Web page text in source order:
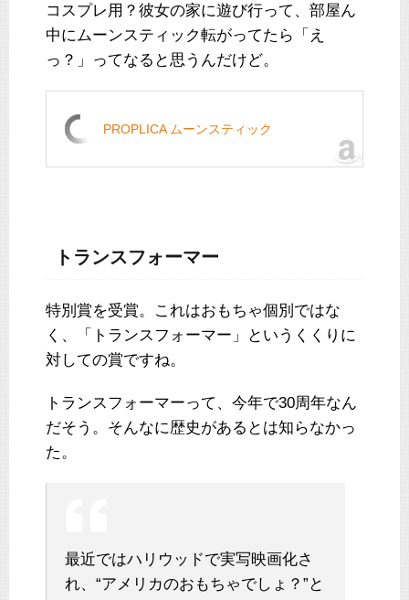
コスプレ用？彼女の家に遊び行って、部屋ん
中にムーンスティック転がってたら「え
っ？」ってなると思うんだけど。
PROPLICA ムーンスティック
トランスフォーマー
特別賞を受賞。これはおもちゃ個別ではな
く、「トランスフォーマー」というくくりに
対しての賞ですね。
トランスフォーマーって、今年で30周年なん
だそう。そんなに歴史があるとは知らなかっ
た。
最近ではハリウッドで実写映画化さ
れ、“アメリカのおもちゃでしょ？”と